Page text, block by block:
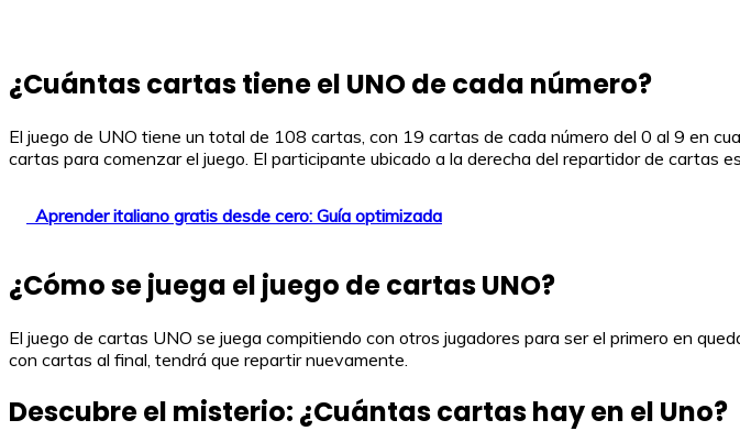
¿Cuántas cartas tiene el UNO de cada número?
El juego de UNO tiene un total de 108 cartas, con 19 cartas de cada número del 0 al 9 en
cartas para comenzar el juego. El participante ubicado a la derecha del repartidor de cartas
Aprender italiano gratis desde cero: Guía optimizada
¿Cómo se juega el juego de cartas UNO?
El juego de cartas UNO se juega compitiendo con otros jugadores para ser el primero en
con cartas al final, tendrá que repartir nuevamente.
Descubre el misterio: ¿Cuántas cartas hay en el Uno?